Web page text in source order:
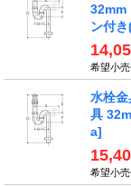
32mm
ン付
希望小
水栓
具
a]
希望小